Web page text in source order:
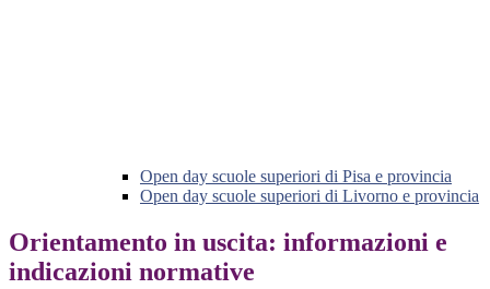
Open day scuole superiori di Pisa e provincia
Open day scuole superiori di Livorno e provincia
Orientamento in uscita: informazioni e
indicazioni normative